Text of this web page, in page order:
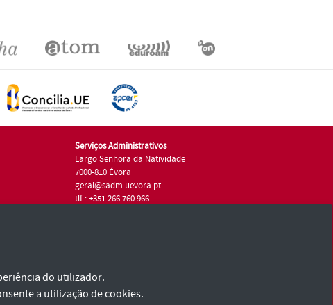
Serviços Administrativos
Largo Senhora da Natividade
7000-810 Évora
geral@sadm.uevora.pt
tlf.: +351 266 760 966
do utilizador.
a utilização de cookies.